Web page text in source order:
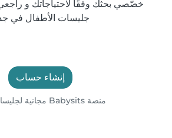
خصّصي بحثك وفقًا لاحتياجاتك و
جليسات الأطفال في
إنشاء حساب
منصة Babysits مجانية لجليسات الأطفال!